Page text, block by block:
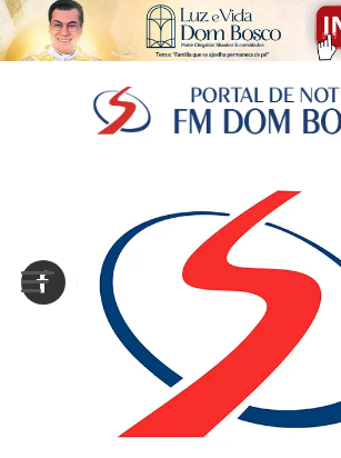
Sair da versão mobile